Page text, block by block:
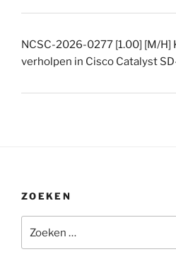
NCSC-2026-0277 [1.00] [M/H]
verholpen in Cisco Catalyst
ZOEKEN
naar: